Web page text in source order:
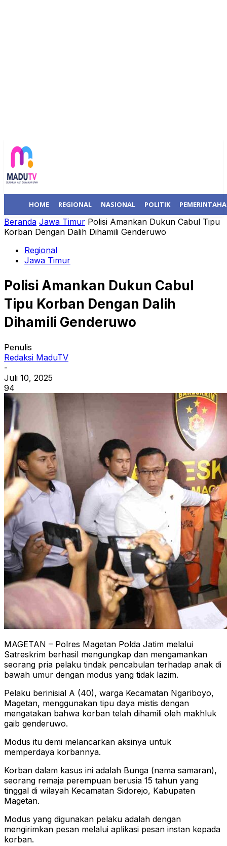
HOME REGIONAL NASIONAL POLITIK
Beranda Jawa Timur Polisi Amankan Dukun Cabul Tipu
Korban Dengan Dalih Dihamili Genderuwo
Regional
Jawa Timur
Polisi Amankan Dukun Cabul
Tipu Korban Dengan Dalih
Dihamili Genderuwo
Penulis
Redaksi MaduTV
-
Juli 10, 2025
94
MAGETAN – Polres Magetan Polda Jatim melalui
Satreskrim berhasil mengungkap dan mengamankan
seorang pria pelaku tindak pencabulan terhadap anak di
bawah umur dengan modus yang tidak lazim.
Pelaku berinisial A (40), warga Kecamatan Ngariboyo,
Magetan, menggunakan tipu daya mistis dengan
mengatakan bahwa korban telah dihamili oleh makhluk
gaib genderuwo.
Modus itu demi melancarkan aksinya untuk
memperdaya korbannya.
Korban dalam kasus ini adalah Bunga (nama samaran),
seorang remaja perempuan berusia 15 tahun yang
tinggal di wilayah Kecamatan Sidorejo, Kabupaten
Magetan.
Modus yang digunakan pelaku adalah dengan
mengirimkan pesan melalui aplikasi pesan instan kepada
korban.